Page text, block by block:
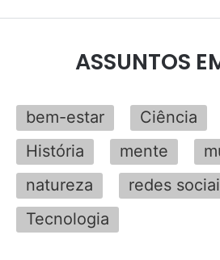
ASSUNTOS
bem-estar Ciência
História
mente
natureza
redes
Tecnologia